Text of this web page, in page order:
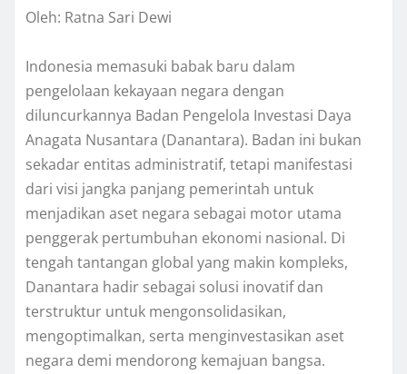
Oleh: Ratna Sari Dewi
Indonesia memasuki babak baru dalam
pengelolaan kekayaan negara dengan
diluncurkannya Badan Pengelola Investasi Daya
Anagata Nusantara (Danantara). Badan ini bukan
sekadar entitas administratif, tetapi manifestasi
dari visi jangka panjang pemerintah untuk
menjadikan aset negara sebagai motor utama
penggerak pertumbuhan ekonomi nasional. Di
tengah tantangan global yang makin kompleks,
Danantara hadir sebagai solusi inovatif dan
terstruktur untuk mengonsolidasikan,
mengoptimalkan, serta menginvestasikan aset
negara demi mendorong kemajuan bangsa.